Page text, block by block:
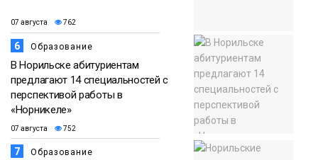
07 августа 762
6 Образование
В Норильске абитуриентам
предлагают 14 специальностей с
перспективой работы в
«Норникеле»
07 августа 752
7 Образование